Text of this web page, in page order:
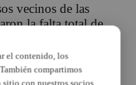
vecinos de las
la falta total de
presión en sus
preocupación y
y canales
el contenido, los
compartimos
sitio con nuestros socios